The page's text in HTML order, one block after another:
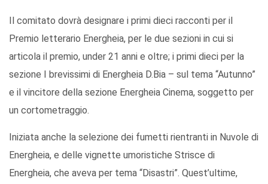
Il comitato dovrà designare i primi dieci racconti per il
Premio letterario Energheia, per le due sezioni in cui si
articola il premio, under 21 anni e oltre; i primi dieci per la
sezione I brevissimi di Energheia D.Bia – sul tema “Autunno”
e il vincitore della sezione Energheia Cinema, soggetto per
un cortometraggio.
Iniziata anche la selezione dei fumetti rientranti in Nuvole di
Energheia, e delle vignette umoristiche Strisce di
Energheia, che aveva per tema “Disastri”. Quest’ultime,